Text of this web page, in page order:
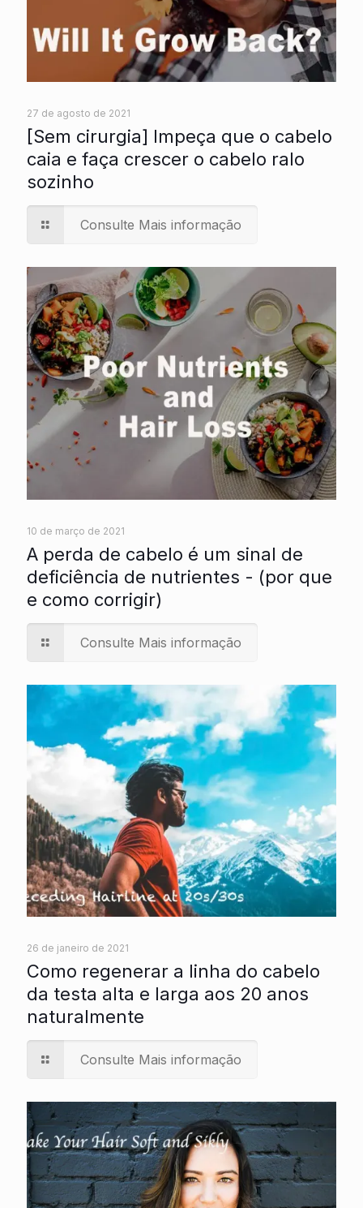
27 de agosto de 2021
[Sem cirurgia] Impeça que o cabelo
caia e faça crescer o cabelo ralo
sozinho
Consulte Mais informação
10 de março de 2021
A perda de cabelo é um sinal de
deficiência de nutrientes - (por que
e como corrigir)
Consulte Mais informação
26 de janeiro de 2021
Como regenerar a linha do cabelo
da testa alta e larga aos 20 anos
naturalmente
Consulte Mais informação